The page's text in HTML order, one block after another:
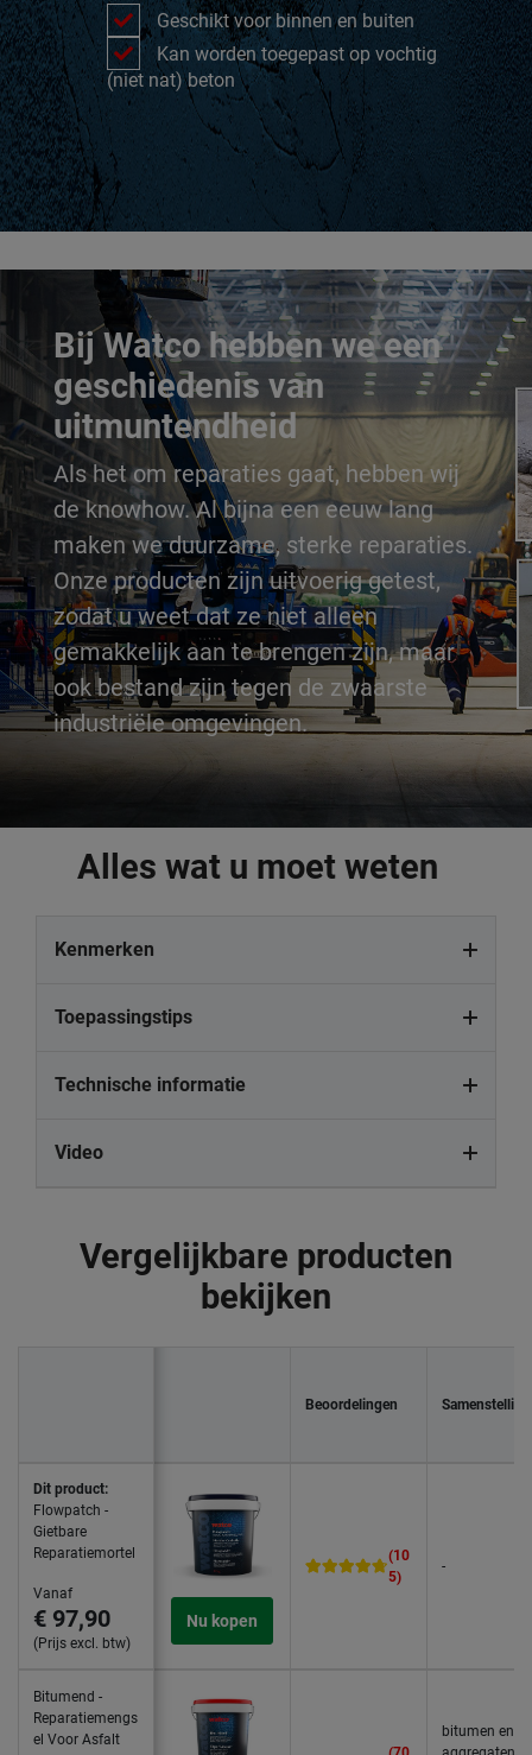
Geschikt voor binnen en buiten
Kan worden toegepast op vochtig
(niet nat) beton
Bij Watco hebben we een
geschiedenis van
uitmuntendheid
Als het om reparaties gaat, hebben wij
de knowhow. Al bijna een eeuw lang
maken we duurzame, sterke reparaties.
Onze producten zijn uitvoerig getest,
zodat u weet dat ze niet alleen
gemakkelijk aan te brengen zijn, maar
ook bestand zijn tegen de zwaarste
industriële omgevingen.
Alles wat u moet weten
Kenmerken
Toepassingstips
Technische informatie
Video
Vergelijkbare producten
bekijken
Beoordelingen Samenstelling
Dit product:
Flowpatch -
Gietbare
Reparatiemortel
Vanaf
€ 97,90
(Prijs excl. btw)
Nu kopen
(10
5)
-
Bitumend -
Reparatiemengs
el Voor Asfalt
bitumen en